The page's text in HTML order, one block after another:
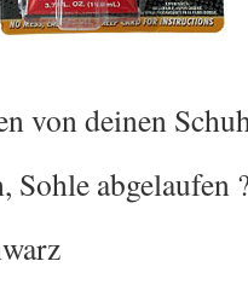
von deinen
abgelaufen